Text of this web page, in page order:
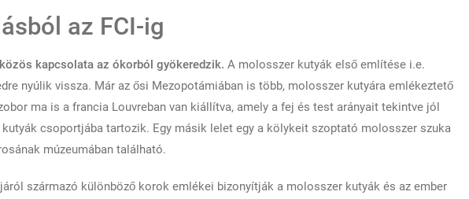
az FCI-ig
kapcsolata az ókorból gyökeredzik. A molosszer kutyák első említése i.e.
nyúlik vissza. Már az ősi Mezopotámiában is több, molosszer kutyára emlékeztető
ma is a francia Louvreban van kiállítva, amely a fej és test arányait tekintve jól
csoportjába tartozik. Egy másik lelet egy a kölykeit szoptató molosszer szuka
múzeumában található.
származó különböző korok emlékei bizonyítják a molosszer kutyák és az ember